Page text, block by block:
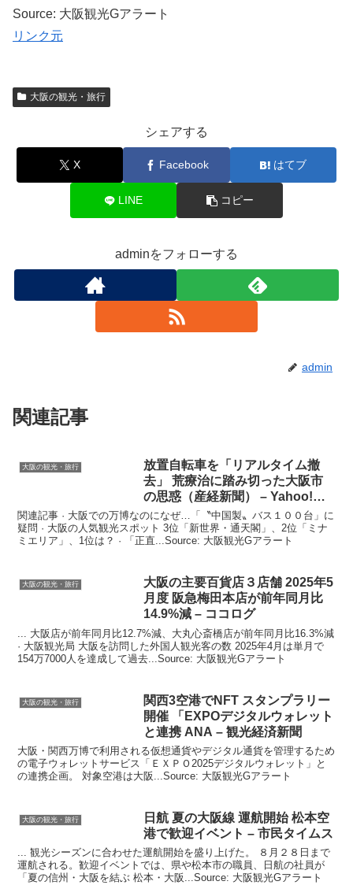
Source: 大阪観光Gアラート
リンク元
大阪の観光・旅行
シェアする
X Facebook はてブ
LINE コピー
adminをフォローする
admin
関連記事
大阪の観光・旅行
放置自転車を「リアルタイム撤
去」 荒療治に踏み切った大阪市
の思惑（産経新聞） – Yahoo!ニ
ュース
関連記事 · 大阪での万博なのになぜ…「〝中国製〟バス１００台」に
疑問 · 大阪の人気観光スポット 3位「新世界・通天閣」、2位「ミナ
ミエリア」、1位は？ · 「正直...Source: 大阪観光Gアラート
大阪の観光・旅行 大阪の主要百貨店３店舗 2025年5
月度 阪急梅田本店が前年同月比
14.9%減 – ココログ
... 大阪店が前年同月比12.7%減、大丸心斎橋店が前年同月比16.3%減
· 大阪観光局 大阪を訪問した外国人観光客の数 2025年4月は単月で
154万7000人を達成して過去...Source: 大阪観光Gアラート
大阪の観光・旅行
関西3空港でNFT スタンプラリー
開催 「EXPOデジタルウォレット
と連携 ANA –観光経済新聞
大阪・関西万博で利用される仮想通貨やデジタル通貨を管理するため
の電子ウォレットサービス「ＥＸＰＯ2025デジタルウォレット」と
の連携企画。 対象空港は大阪...Source: 大阪観光Gアラート
大阪の観光・旅行 日航 夏の大阪線 運航開始 松本空
港で歓迎イベント – 市民タイムス
... 観光シーズンに合わせた運航開始を盛り上げた。 ８月２８日まで
運航される。歓迎イベントでは、県や松本市の職員、日航の社員が
「夏の信州・大阪を結ぶ 松本・大阪...Source: 大阪観光Gアラート